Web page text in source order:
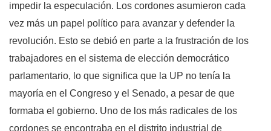
impedir la especulación. Los cordones asumieron cada
vez más un papel político para avanzar y defender la
revolución. Esto se debió en parte a la frustración de los
trabajadores en el sistema de elección democrático
parlamentario, lo que significa que la UP no tenía la
mayoría en el Congreso y el Senado, a pesar de que
formaba el gobierno. Uno de los más radicales de los
cordones se encontraba en el distrito industrial de